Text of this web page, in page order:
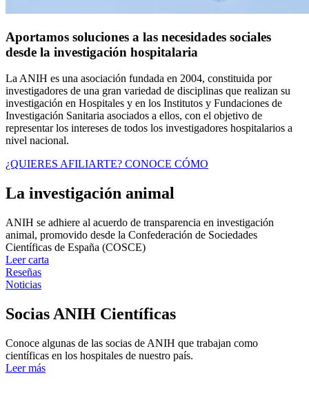
Aportamos soluciones a las necesidades sociales
desde la investigación hospitalaria
La ANIH es una asociación fundada en 2004, constituida por
investigadores de una gran variedad de disciplinas que realizan su
investigación en Hospitales y en los Institutos y Fundaciones de
Investigación Sanitaria asociados a ellos, con el objetivo de
representar los intereses de todos los investigadores hospitalarios a
nivel nacional.
¿QUIERES AFILIARTE? CONOCE CÓMO
La investigación animal
ANIH se adhiere al acuerdo de transparencia en investigación
animal, promovido desde la Confederación de Sociedades
Científicas de España (COSCE)
Leer carta
Reseñas
Noticias
Socias ANIH Científicas
Conoce algunas de las socias de ANIH que trabajan como
científicas en los hospitales de nuestro país.
Leer más